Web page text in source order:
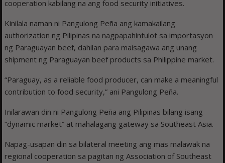
cooperation kabilang na ang food security initiatives.
Kinilala naman ni Pangulong Peña ang kamakailang
authorization ng Pilipinas na nagpapahintulot sa importasyon
ng Paraguayan beef, dahilan para maisagawa ang unang
shipment ng Paraguayan beef products sa Philippine market.
“Paraguay, as a reliable food producer, can make a meaningful
contribution to food security,” ani Pangulong Peña.
Inilarawan din ni Pangulong Peña ang Pilipinas bilang isang
“dynamic market” at mahalagang gateway sa Southeast Asia.
Napag-usapan din sa bilateral meeting ang mas malawak na
regional cooperation sa pagitan ng Association of Southeast